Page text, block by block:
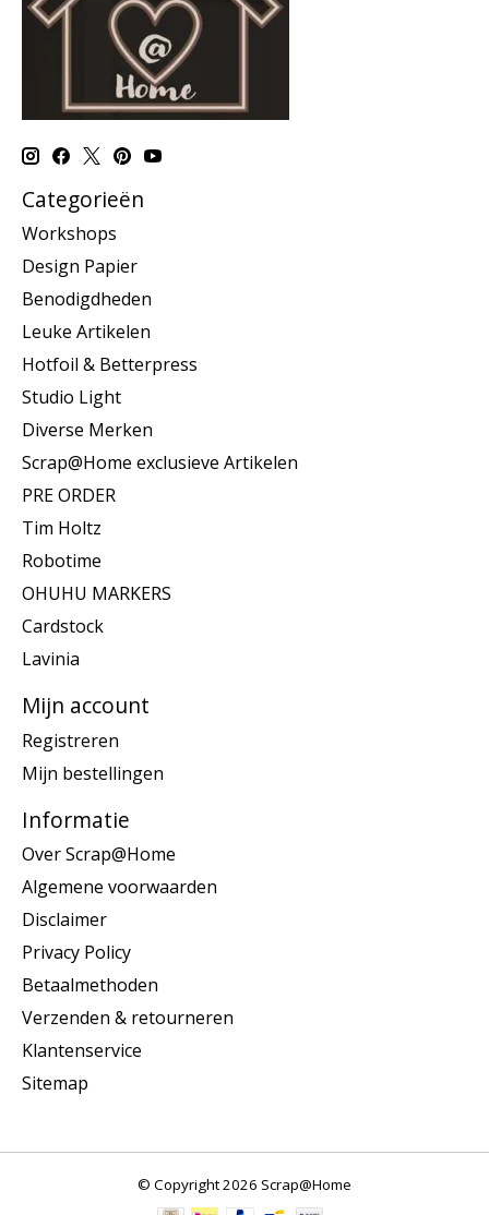
Categorieën
Workshops
Design Papier
Benodigdheden
Leuke Artikelen
Hotfoil & Betterpress
Studio Light
Diverse Merken
Scrap@Home exclusieve Artikelen
PRE ORDER
Tim Holtz
Robotime
OHUHU MARKERS
Cardstock
Lavinia
Mijn account
Registreren
Mijn bestellingen
Informatie
Over Scrap@Home
Algemene voorwaarden
Disclaimer
Privacy Policy
Betaalmethoden
Verzenden & retourneren
Klantenservice
Sitemap
© Copyright 2026 Scrap@Home